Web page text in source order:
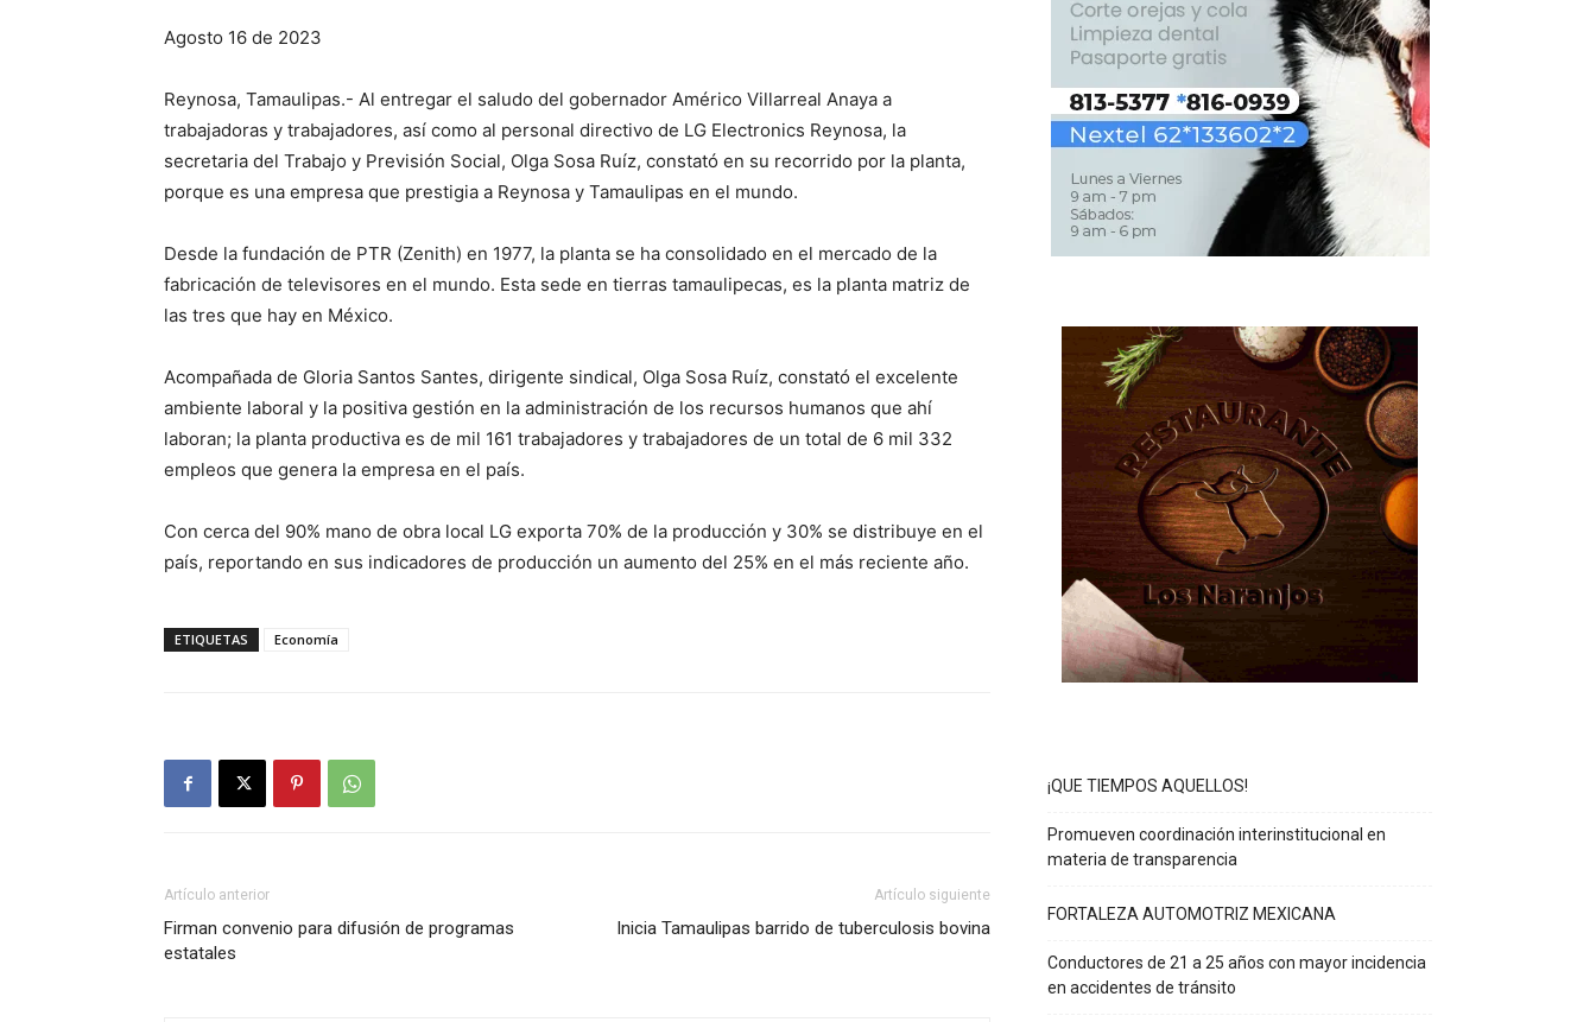
Agosto 16 de 2023
Reynosa, Tamaulipas.- Al entregar el saludo del gobernador Américo Villarreal Anaya a
trabajadoras y trabajadores, así como al personal directivo de LG Electronics Reynosa, la
secretaria del Trabajo y Previsión Social, Olga Sosa Ruíz, constató en su recorrido por la planta,
porque es una empresa que prestigia a Reynosa y Tamaulipas en el mundo.
Desde la fundación de PTR (Zenith) en 1977, la planta se ha consolidado en el mercado de la
fabricación de televisores en el mundo. Esta sede en tierras tamaulipecas, es la planta matriz de
las tres que hay en México.
Acompañada de Gloria Santos Santes, dirigente sindical, Olga Sosa Ruíz, constató el excelente
ambiente laboral y la positiva gestión en la administración de los recursos humanos que ahí
laboran; la planta productiva es de mil 161 trabajadores y trabajadores de un total de 6 mil 332
empleos que genera la empresa en el país.
Con cerca del 90% mano de obra local LG exporta 70% de la producción y 30% se distribuye en el
país, reportando en sus indicadores de producción un aumento del 25% en el más reciente año.
ETIQUETAS Economía
Artículo anterior
Firman convenio para difusión de programas
estatales
Artículo siguiente
Inicia Tamaulipas barrido de tuberculosis bovina
¡QUE TIEMPOS AQUELLOS!
Promueven coordinación interinstitucional en
materia de transparencia
FORTALEZA AUTOMOTRIZ MEXICANA
Conductores de 21 a 25 años con mayor incidencia
en accidentes de tránsito